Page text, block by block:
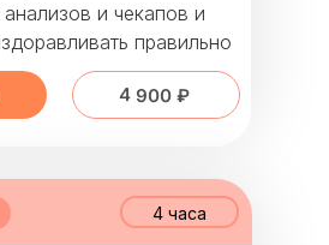
4 часа
и чекапов и
правильно
4 900 ₽